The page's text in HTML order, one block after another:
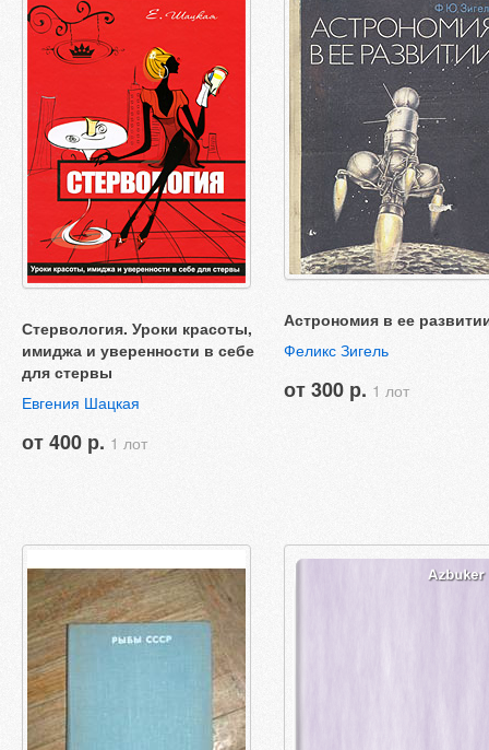
Стервология. Уроки красоты,
имиджа и уверенности в себе
для стервы
Евгения Шацкая
от 400 р. 1 лот
Астрономия в ее
Феликс Зигель
от 300 р. 1 лот